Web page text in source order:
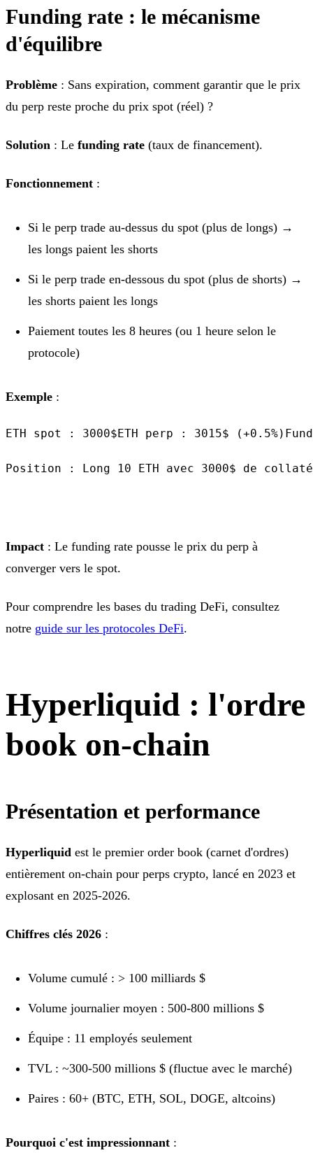
Funding rate : le mécanisme
d'équilibre
Problème : Sans expiration, comment garantir que le prix
du perp reste proche du prix spot (réel) ?
Solution : Le funding rate (taux de financement).
Fonctionnement :
Si le perp trade au-dessus du spot (plus de longs) →
les longs paient les shorts
Si le perp trade en-dessous du spot (plus de shorts) →
les shorts paient les longs
Paiement toutes les 8 heures (ou 1 heure selon le
protocole)
Exemple :
ETH spot : 3000$ETH perp : 3015$
Position : Long 10 ETH avec 3000$ de
Impact : Le funding rate pousse le prix du perp à
converger vers le spot.
Pour comprendre les bases du trading DeFi, consultez
notre guide sur les protocoles DeFi.
Hyperliquid : l'ordre
book on-chain
Présentation et performance
Hyperliquid est le premier order book (carnet d'ordres)
entièrement on-chain pour perps crypto, lancé en 2023 et
explosant en 2025-2026.
Chiffres clés 2026 :
Volume cumulé : > 100 milliards $
Volume journalier moyen : 500-800 millions $
Équipe : 11 employés seulement
TVL : ~300-500 millions $ (fluctue avec le marché)
Paires : 60+ (BTC, ETH, SOL, DOGE, altcoins)
Pourquoi c'est impressionnant :